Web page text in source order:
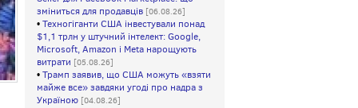
зміниться для продавців [06.08.26]
•Техногіганти США інвестували понад
$1,1 трлн у штучний інтелект: Google,
Microsoft, Amazon і Meta нарощують
витрати [05.08.26]
•Трамп заявив, що США можуть «взяти
майже все» завдяки угоді про надра з
Україною [04.08.26]